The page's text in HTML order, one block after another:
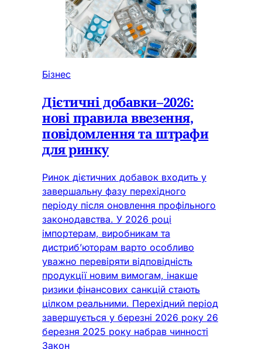
Бізнес
Дієтичні добавки–2026:
нові правила ввезення,
повідомлення та штрафи
для ринку
Ринок дієтичних добавок входить у
завершальну фазу перехідного
періоду після оновлення профільного
законодавства. У 2026 році
імпортерам, виробникам та
дистриб’юторам варто особливо
уважно перевіряти відповідність
продукції новим вимогам, інакше
ризики фінансових санкцій стають
цілком реальними. Перехідний період
завершується у березні 2026 року 26
березня 2025 року набрав чинності
Закон